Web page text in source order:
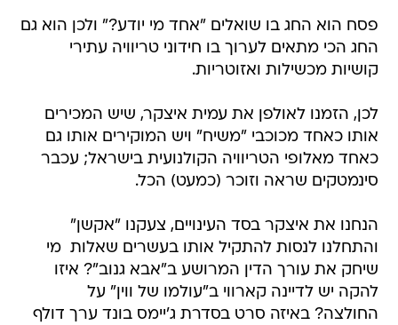
פסח הוא החג בו שואלים "אחד מי יודע?" ולכן הוא גם
החג הכי מתאים לערוך בו חידוני טריוויה עתירי
קושיות מכשילות ואזוטריות.
לכן, הזמנו לאולפן את עמית איצקר, שיש המכירים
אותו כאחד מכוכבי "משיח" ויש המוקירים אותו גם
כאחד מאלופי הטריוויה הקולנועית בישראל; עכבר
סינמטקים שראה וזוכר (כמעט) הכל.
הנחנו את איצקר בסד העינויים, צעקנו "אקשן"
והתחלנו לנסות להתקיל אותו בעשרים שאלות  מי
שיחק את עורך הדין המרושע ב"אבא גנוב"? איזו
להקה יש לדיינה קארווי ב"עולמו של ווין" על
החולצה? באיזה סרט בסדרת ג'יימס בונד ערך דולף